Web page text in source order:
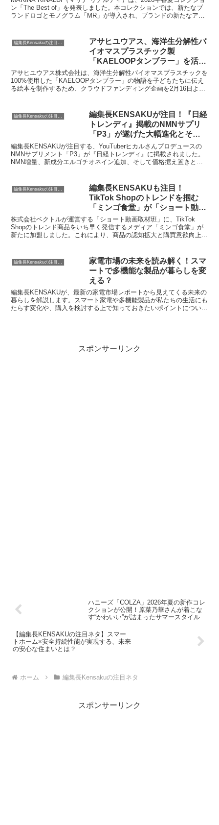
ン「The Best of」を発表しました。本コレクションでは、新たなブ
ランドロゴとモノグラム「MR」が導入され、ブランドの新たなアイ
編集長Kensakuの注目ネタ
アサヒユウアス、海洋生分解性バ
イオマスプラスチック製
「KAELOOPタンブラー」を活用
した絵本制作クラウドファンディ
ングを開始
アサヒユウアス株式会社は、海洋生分解性バイオマスプラスチックを
100%使用した「KAELOOPタンブラー」の物語を子どもたちに伝え
る絵本を制作するため、クラウドファンディング企画を2月16日より
編集長KENSAKUが注目！『日経
トレンディ』掲載のNMNサプリ
「P3」が遂げた大幅進化とその
魅力
編集長KENSAKUが注目する、YouTuberヒカルさんプロデュースの
NMNサプリメント「P3」が『日経トレンディ』に掲載されました。
NMN増量、新成分エルゴチオネイン追加、そして価格据え置きとい
押す情報をお届けします。
編集長KENSAKUも注目！
TikTok Shopのトレンドを掴む
「ミンゴ食堂」が「ショート動画
取材班」に加盟
株式会社ベクトルが運営する「ショート動画取材班」に、TikTok
Shopのトレンド商品をいち早く発信するメディア「ミンゴ食堂」が
新たに加盟しました。これにより、商品の認知拡大と購買意欲向上が
認知獲得を後押しします。
編集長Kensakuの注目ネタ
家電市場の未来を読み解く！スマ
ートで多機能な製品が暮らしを変
える？
編集長KENSAKUが、最新の家電市場レポートから見えてくる未来の
暮らしを解説します。スマート家電や多機能製品が私たちの生活にも
たらす変化や、購入を検討する上で知っておきたいポイントについ
スポンサーリンク
ハニーズ「COLZA」2026年夏の新作コレ
クションが公開！原菜乃華さんが着こな
す“かわいい”が詰まったサマースタイルに
【編集長KENSAKUの注目ネタ】スマー
トホーム×安全持続性能が実現する、未来
の安心な住まいとは？
ホーム 編集長Kensakuの注目ネタ
スポンサーリンク